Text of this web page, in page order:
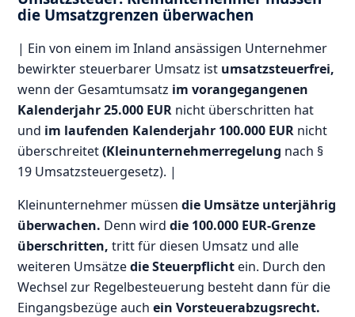
die Umsatzgrenzen überwachen
| Ein von einem im Inland ansässigen Unternehmer
bewirkter steuerbarer Umsatz ist umsatzsteuerfrei,
wenn der Gesamtumsatz im vorangegangenen
Kalenderjahr 25.000 EUR nicht überschritten hat
und im laufenden Kalenderjahr 100.000 EUR nicht
überschreitet(Kleinunternehmerregelung nach §
19 Umsatzsteuergesetz). |
Kleinunternehmer müssendie Umsätze unterjährig
überwachen. Denn wirddie 100.000 EUR-Grenze
überschritten, tritt für diesen Umsatz und alle
weiteren Umsätzedie Steuerpflichtein. Durch den
Wechsel zur Regelbesteuerung besteht dann für die
Eingangsbezüge auchein Vorsteuerabzugsrecht.